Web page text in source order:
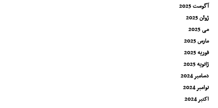
آگوست 2025
ژوئن 2025
می 2025
مارس 2025
فوریه 2025
ژانویه 2025
دسامبر 2024
نوامبر 2024
اکتبر 2024